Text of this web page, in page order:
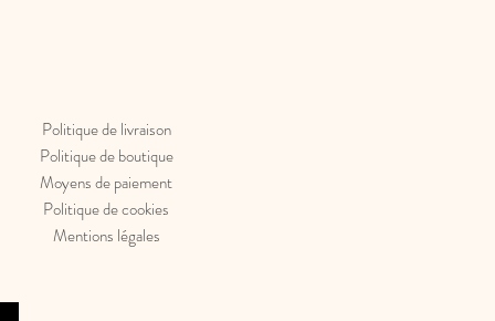
Politique de livraison
Politique de boutique
Moyens de paiement
Politique de cookies
Mentions légales